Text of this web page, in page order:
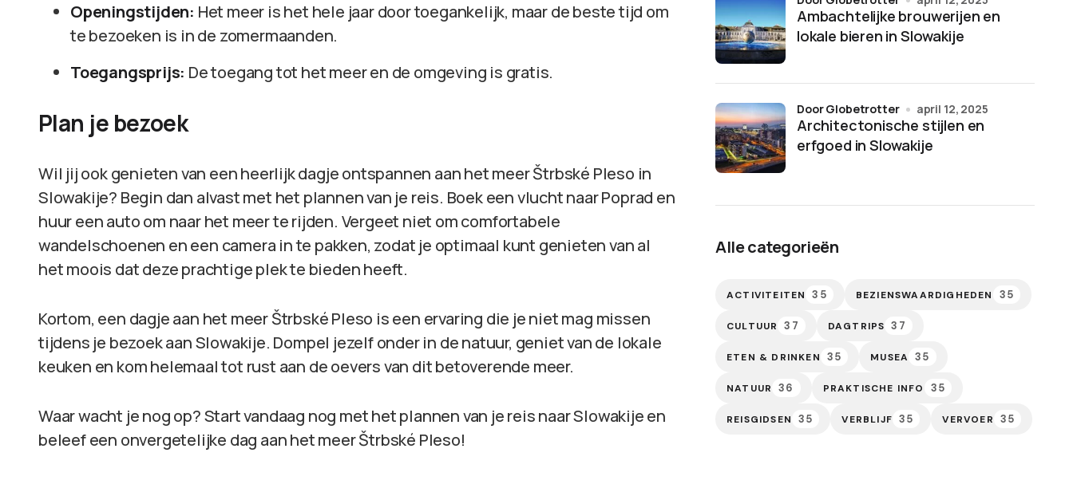
Openingstijden: Het meer is het hele jaar door toegankelijk, maar de beste tijd om
te bezoeken is in de zomermaanden.
Toegangsprijs: De toegang tot het meer en de omgeving is gratis.
Plan je bezoek
Wil jij ook genieten van een heerlijk dagje ontspannen aan het meer Štrbské Pleso in
Slowakije? Begin dan alvast met het plannen van je reis. Boek een vlucht naar Poprad en
huur een auto om naar het meer te rijden. Vergeet niet om comfortabele
wandelschoenen en een camera in te pakken, zodat je optimaal kunt genieten van al
het moois dat deze prachtige plek te bieden heeft.
Kortom, een dagje aan het meer Štrbské Pleso is een ervaring die je niet mag missen
tijdens je bezoek aan Slowakije. Dompel jezelf onder in de natuur, geniet van de lokale
keuken en kom helemaal tot rust aan de oevers van dit betoverende meer.
Waar wacht je nog op? Start vandaag nog met het plannen van je reis naar Slowakije en
beleef een onvergetelijke dag aan het meer Štrbské Pleso!
Ambachtelijke brouwerijen en
lokale bieren in Slowakije
Architectonische stijlen en
erfgoed in Slowakije
door Globetrotter april 12, 2025
Alle categorieën
ACTIVITEITEN 35 BEZIENSWAARDIGHEDEN 35
CULTUUR 37 DAGTRIPS 37
ETEN & DRINKEN 35 MUSEA 35
NATUUR 36 PRAKTISCHE INFO 35
REISGIDSEN 35 VERBLIJF 35 VERVOER 35